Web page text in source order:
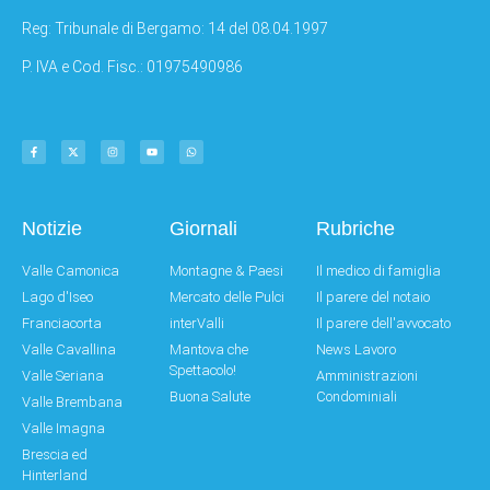
Reg: Tribunale di Bergamo: 14 del 08.04.1997
P. IVA e Cod. Fisc.: 01975490986
Notizie
Valle Camonica
Lago d'Iseo
Franciacorta
Valle Cavallina
Valle Seriana
Valle Brembana
Valle Imagna
Brescia ed
Hinterland
Giornali
Montagne & Paesi
Mercato delle Pulci
interValli
Mantova che
Spettacolo!
Buona Salute
Rubriche
Il medico di famiglia
Il parere del notaio
Il parere dell'avvocato
News Lavoro
Amministrazioni
Condominiali